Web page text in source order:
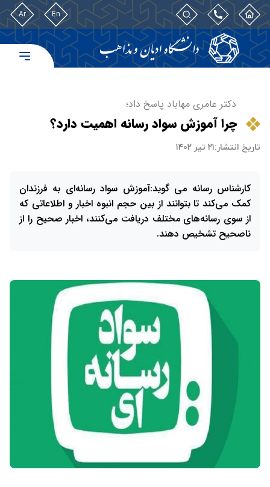
En
Ar
دکتر عامری مهاباد پاسخ داد؛
چرا آموزش سواد رسانه‌ اهمیت دارد؟
تاریخ انتشار:۲۱ تیر ۱۴۰۲
کارشناس رسانه می گوید:آموزش سواد رسانه‌ای به فرزندان
کمک می‌کند تا بتوانند از بین حجم انبوه اخبار و اطلاعاتی که
از سوی رسانه‌های مختلف دریافت می‌کنند، اخبار صحیح را از
ناصحیح تشخیص دهند.